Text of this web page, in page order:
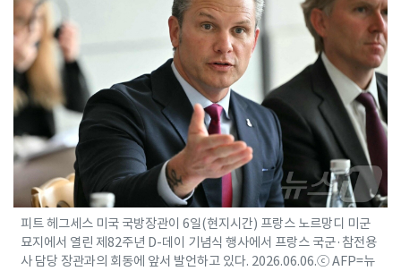
피트 헤그세스 미국 국방장관이 6일(현지시간) 프랑스 노르망디 미군
묘지에서 열린 제82주년 D-데이 기념식 행사에서 프랑스 국군·참전용
사 담당 장관과의 회동에 앞서 발언하고 있다. 2026.06.06.ⓒ AFP=뉴